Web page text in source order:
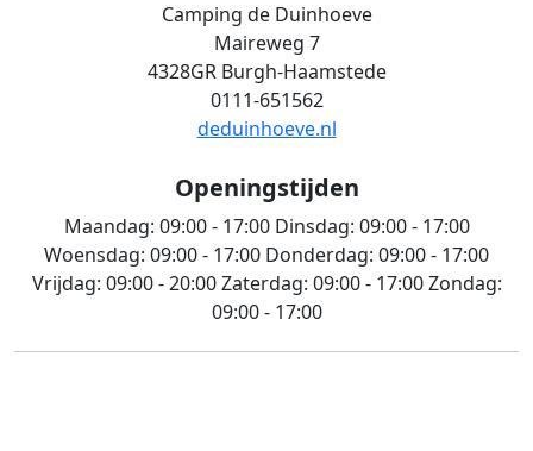
Camping de Duinhoeve
Maireweg 7
4328GR Burgh-Haamstede
0111-651562
deduinhoeve.nl
Openingstijden
Maandag: 09:00 - 17:00Dinsdag: 09:00 - 17:00
Woensdag: 09:00 - 17:00 Donderdag: 09:00 - 17:00
Vrijdag: 09:00 - 20:00Zaterdag: 09:00 - 17:00Zondag:
09:00 - 17:00